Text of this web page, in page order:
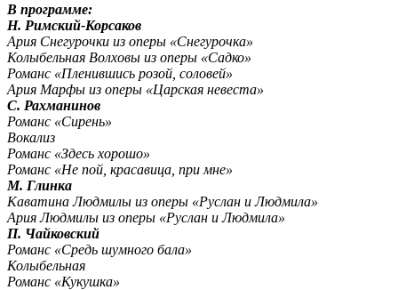
В программе:
Н. Римский-Корсаков
Ария Снегурочки из оперы «Снегурочка»
Колыбельная Волховы из оперы «Садко»
Романс «Пленившись розой, соловей»
Ария Марфы из оперы «Царская невеста»
С. Рахманинов
Романс «Сирень»
Вокализ
Романс «Здесь хорошо»
Романс «Не пой, красавица, при мне»
М. Глинка
Каватина Людмилы из оперы «Руслан и Людмила»
Ария Людмилы из оперы «Руслан и Людмила»
П. Чайковский
Романс «Средь шумного бала»
Колыбельная
Романс «Кукушка»